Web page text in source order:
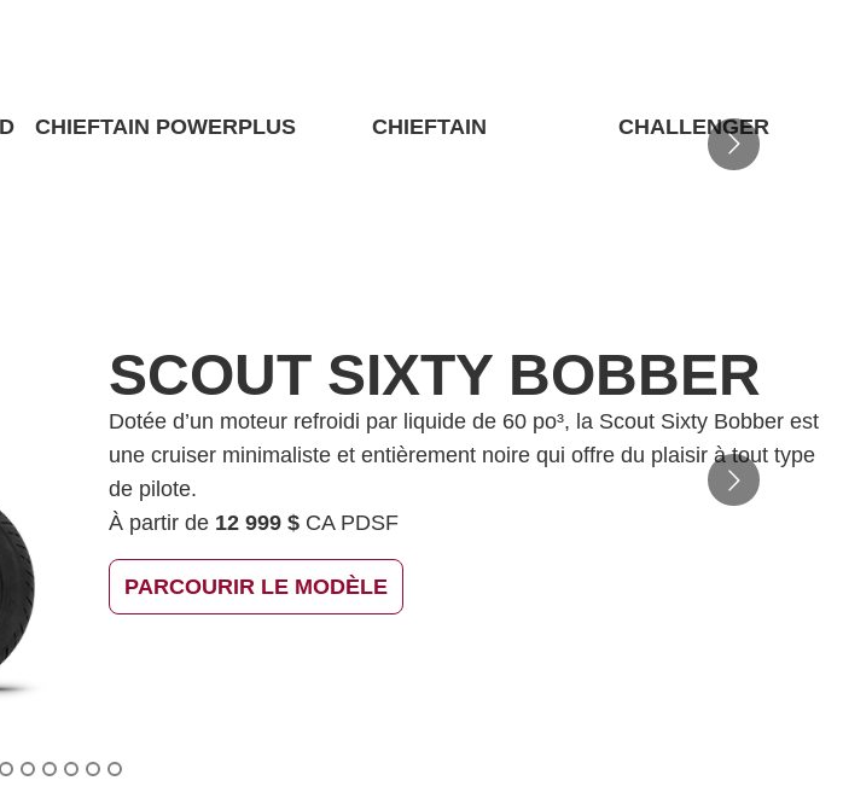
CHIEFTAIN POWERPLUS CHIEFTAIN CHALLENGER
SCOUT SIXTY BOBBER
Dotée d’un moteur refroidi par liquide de 60 po³, la Scout Sixty Bobber est
une cruiser minimaliste et entièrement noire qui offre du plaisir à tout type
de pilote.
À partir de 12 999 $ CA PDSF
PARCOURIR LE MODÈLE